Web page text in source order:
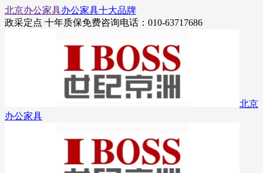
北京办公家具办公家具十大品牌
政采定点 十年质保免费咨询电话：010-63717686
北京
办公家具